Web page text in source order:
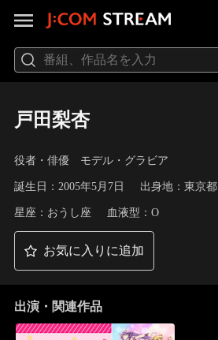
戸田梨杏
役者・俳優 モデル・グラビア
誕生日：2005年5月7日 出身地：東京都
星座：おうし座 血液型：O
お気に入りに追加
出演・関連作品